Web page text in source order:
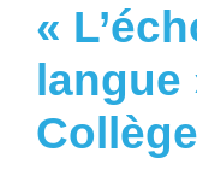
«
langue